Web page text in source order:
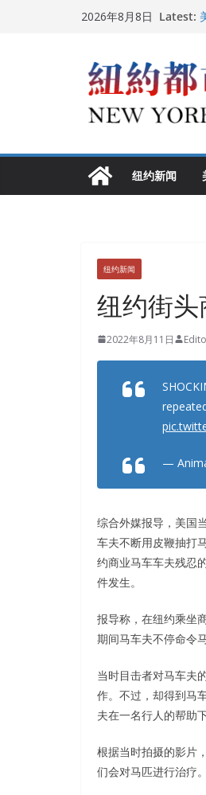
2026年8月8日 Latest:
纽约新闻
纽约新闻
纽约街
2022年8月11日
—
综合外媒报导，美国
车夫不断用皮鞭抽打
约商业马车车夫残忍
件发生。
报导称，在纽约乘坐
期间马车夫不停命令
当时目击者对马车夫
作。不过，却得到马
夫在一名行人的帮助
根据当时拍摄的影片
们会对马匹进行治疗。